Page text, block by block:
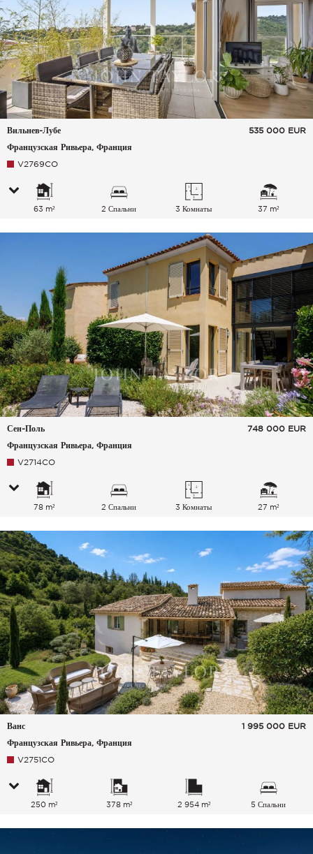
Вильнев-Лубе
Французская Ривьера, Франция
535 000 EUR
V2769CO
63 m² 2 Спальни 3 Комнаты 37 m²
Сен-Поль
Французская Ривьера, Франция
748 000 EUR
V2714CO
78 m² 2 Спальни 3 Комнаты 27 m²
Ванс
Французская Ривьера, Франция
1 995 000 EUR
V2751CO
250 m² 378 m² 2 954 m² 5 Спальни